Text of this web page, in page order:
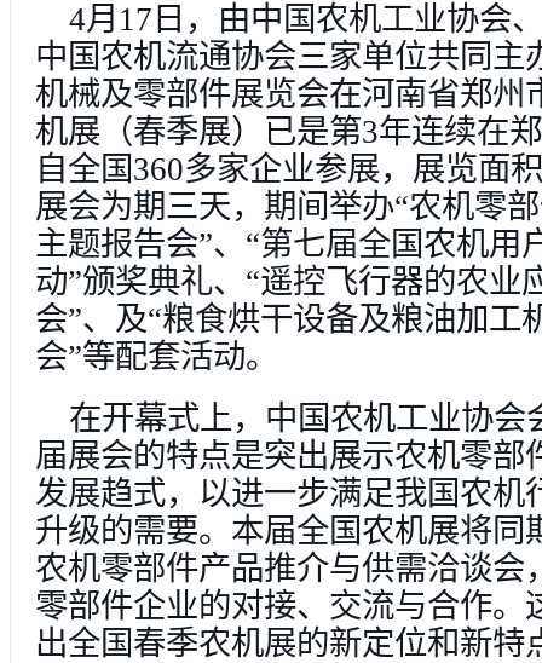
4月17日，由中国农机工业协会
中国农机流通协会三家单位共同主
机械及零部件展览会在河南省郑州
机展（春季展）已是第3年连续在
自全国360多家企业参展，展览面
展会为期三天，期间举办“农机零
主题报告会”、“第七届全国农机用
动”颁奖典礼、“遥控飞行器的农业
会”、及“粮食烘干设备及粮油加工
会”等配套活动。
在开幕式上，中国农机工业协会
届展会的特点是突出展示农机零部
发展趋式，以进一步满足我国农机
升级的需要。本届全国农机展将同
农机零部件产品推介与供需洽谈会
零部件企业的对接、交流与合作。
出全国春季农机展的新定位和新特